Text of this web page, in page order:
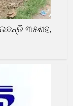
୩୫ଶହ,